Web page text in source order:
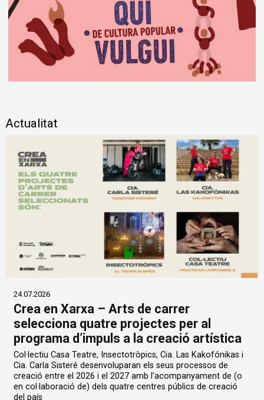
Actualitat
24.07.2026
Crea en Xarxa – Arts de carrer
selecciona quatre projectes per al
programa d’impuls a la creació artística
Col·lectiu Casa Teatre, Insectotròpics, Cia. Las Kakofónikas i
Cia. Carla Sisteré desenvoluparan els seus processos de
creació entre el 2026 i el 2027 amb l’acompanyament de (o
en col·laboració de) dels quatre centres públics de creació
del país